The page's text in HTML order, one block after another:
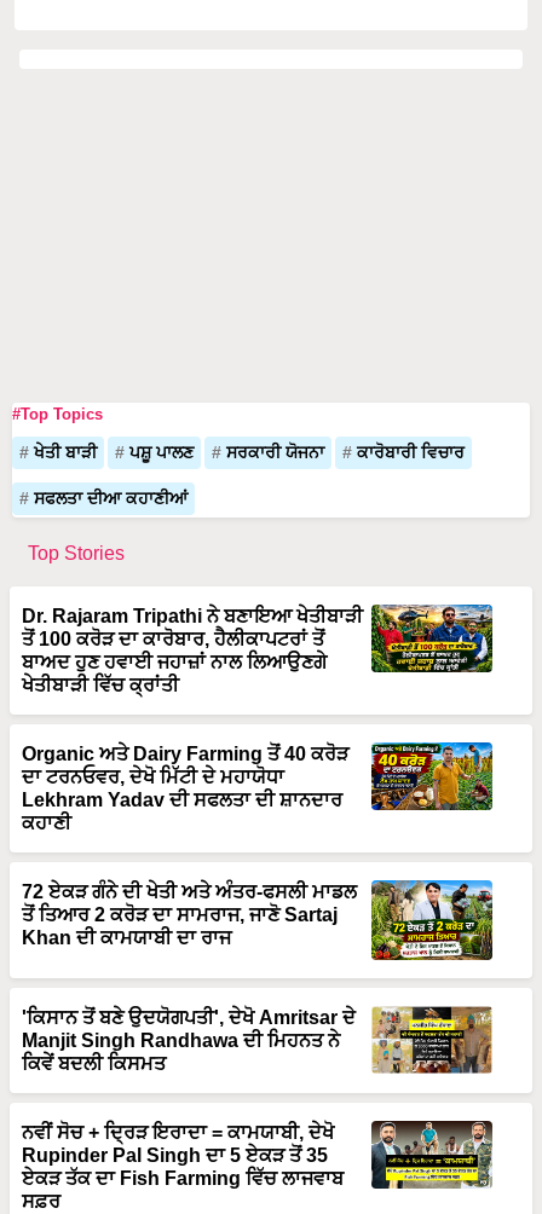
#Top Topics
ਖੇਤੀ ਬਾੜੀ ਪਸ਼ੂ ਪਾਲਣ ਸਰਕਾਰੀ ਯੋਜਨਾ ਕਾਰੋਬਾਰੀ ਵਿਚਾਰ
ਸਫਲਤਾ ਦੀਆ ਕਹਾਣੀਆਂ
Top Stories
Dr. Rajaram Tripathi ਨੇ ਬਣਾਇਆ ਖੇਤੀਬਾੜੀ
ਤੋਂ 100 ਕਰੋੜ ਦਾ ਕਾਰੋਬਾਰ, ਹੈਲੀਕਾਪਟਰਾਂ ਤੋਂ
ਬਾਅਦ ਹੁਣ ਹਵਾਈ ਜਹਾਜ਼ਾਂ ਨਾਲ ਲਿਆਉਣਗੇ
ਖੇਤੀਬਾੜੀ ਵਿੱਚ ਕ੍ਰਾਂਤੀ
Organic ਅਤੇ Dairy Farming ਤੋਂ 40 ਕਰੋੜ
ਦਾ ਟਰਨਓਵਰ, ਦੇਖੋ ਮਿੱਟੀ ਦੇ ਮਹਾਯੋਧਾ
Lekhram Yadav ਦੀ ਸਫਲਤਾ ਦੀ ਸ਼ਾਨਦਾਰ
ਕਹਾਣੀ
72 ਏਕੜ ਗੰਨੇ ਦੀ ਖੇਤੀ ਅਤੇ ਅੰਤਰ-ਫਸਲੀ ਮਾਡਲ
ਤੋਂ ਤਿਆਰ 2 ਕਰੋੜ ਦਾ ਸਾਮਰਾਜ, ਜਾਣੋ Sartaj
Khan ਦੀ ਕਾਮਯਾਬੀ ਦਾ ਰਾਜ
'ਕਿਸਾਨ ਤੋਂ ਬਣੇ ਉਦਯੋਗਪਤੀ', ਦੇਖੋ Amritsar ਦੇ
Manjit Singh Randhawa ਦੀ ਮਿਹਨਤ ਨੇ
ਕਿਵੇਂ ਬਦਲੀ ਕਿਸਮਤ
ਨਵੀਂ ਸੋਚ + ਦ੍ਰਿੜ ਇਰਾਦਾ = ਕਾਮਯਾਬੀ, ਦੇਖੋ
Rupinder Pal Singh ਦਾ 5 ਏਕੜ ਤੋਂ 35
ਏਕੜ ਤੱਕ ਦਾ Fish Farming ਵਿੱਚ ਲਾਜਵਾਬ
ਸਫ਼ਰ